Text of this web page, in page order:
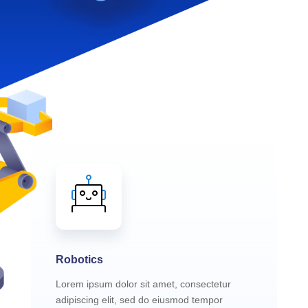
Robotics
Lorem ipsum dolor sit amet, consectetur
adipiscing elit, sed do eiusmod tempor